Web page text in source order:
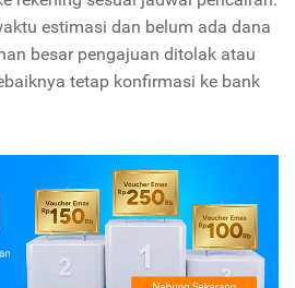
estimasi dan belum ada dana
besar pengajuan ditolak atau
tetap konfirmasi ke bank